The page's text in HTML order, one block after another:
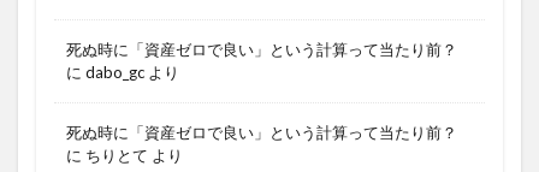
死ぬ時に「資産ゼロで良い」という計算って当たり前？
に dabo_gc より
死ぬ時に「資産ゼロで良い」という計算って当たり前？
に ちりとて より